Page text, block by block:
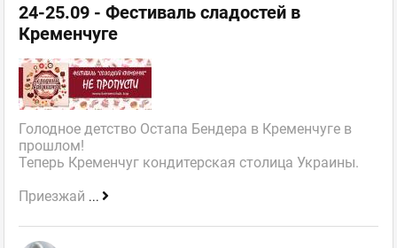
24-25.09 - Фестиваль сладостей в
Кременчуге
Голодное детство Остапа Бендера в Кременчуге в
прошлом!
Теперь Кременчуг кондитерская столица Украины.
Приезжай ...